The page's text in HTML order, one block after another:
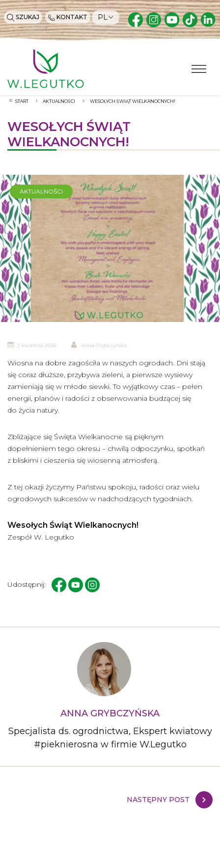
SZUKAJ KONTAKT PL
START AKTUALNOŚCI WESOŁYCH ŚWIĄT WIELKANOCNYCH!
WESOŁYCH ŚWIĄT
WIELKANOCNYCH!
AKTUALNOŚCI
2 kwietnia 2026 Anna Grybczyńska
Wiosna na dobre zagościła w naszych ogrodach. Dni stają
się coraz dłuższe, przybywa zieleni, a pierwsze wysiewy
zamieniają się w młode siewki. To wyjątkowy czas – pełen
energii, planów i radości z obserwowania budzącej się
do życia natury.
Zbliżające się Święta Wielkanocne są pięknym
dopełnieniem tego okresu – chwilą odpoczynku, spotkań
z bliskimi i cieszenia się wiosenną atmosferą.
Z tej okazji życzymy Państwu spokoju, radości oraz wielu
ogrodowych sukcesów w nadchodzących tygodniach.
Wesołych Świąt Wielkanocnych!
Zespół W. Legutko
Udostępnij:
ANNA GRYBCZYŃSKA
Specjalista ds. ogrodnictwa, Ekspert kwiatowy
#pieknierosna w firmie W.Legutko
NASTĘPNY POST